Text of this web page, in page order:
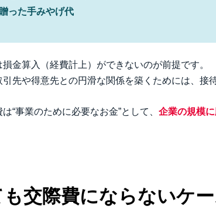
った手みやげ代
金算入（経費計上）ができないのが前提です。
引先や得意先との円滑な関係を築くためには、接
“事業のために必要なお金”として、 企業の規模
交際費にならないケ